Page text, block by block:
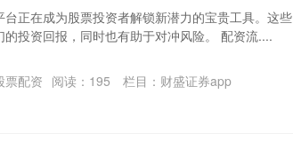
正在成为股票投资者解锁新潜力的宝贵工具。这些
投资回报，同时也有助于对冲风险。 配资流....
票配资 阅读： 195 栏目： 财盛证券app